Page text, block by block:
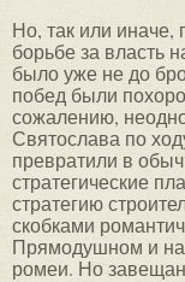
Но, так или иначе,
борьбе за власть
было уже не до
побед были
сожалению,
Святослава по
превратили в
стратегические
стратегию
скобками
Прямодушном и
ромеи. Но